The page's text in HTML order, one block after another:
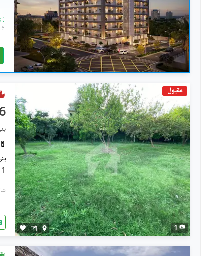
فلیٹ
2 کروڑ
-2.04 کروڑ
5.1 مرلہ
- 5.2 مرلہ
مقبول
1
بنی
Banigala